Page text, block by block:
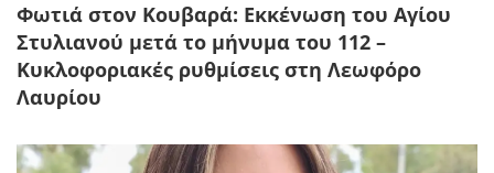
Φωτιά στον Κουβαρά: Εκκένωση του Αγίου
Στυλιανού μετά το μήνυμα του 112 –
Κυκλοφοριακές ρυθμίσεις στη Λεωφόρο
Λαυρίου